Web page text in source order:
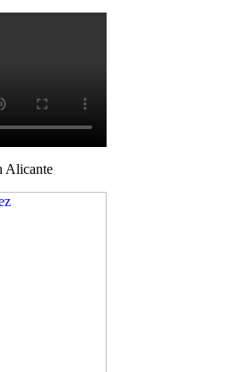
Alicante